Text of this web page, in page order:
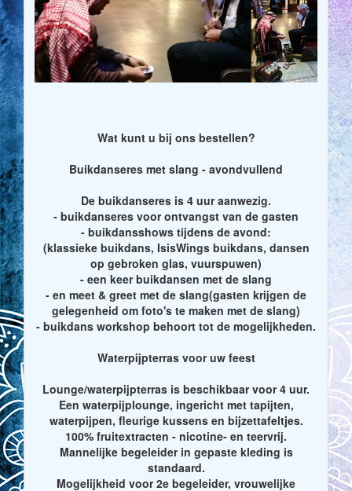
Wat kunt u bij ons bestellen?
Buikdanseres met slang - avondvullend
De buikdanseres is 4 uur aanwezig.
- buikdanseres voor ontvangst van de gasten
- buikdansshows tijdens de avond:
(klassieke buikdans, IsisWings buikdans, dansen
op gebroken glas, vuurspuwen)
- een keer buikdansen met de slang
- en meet & greet met de slang(gasten krijgen de
gelegenheid om foto's te maken met de slang)
- buikdans workshop behoort tot de mogelijkheden.
Waterpijpterras voor uw feest
Lounge/waterpijpterras is beschikbaar voor 4 uur.
Een waterpijplounge, ingericht met tapijten,
waterpijpen, fleurige kussens en bijzettafeltjes.
100% fruitextracten - nicotine- en teervrij.
Mannelijke begeleider in gepaste kleding is
standaard.
Mogelijkheid voor 2e begeleider, vrouwelijke